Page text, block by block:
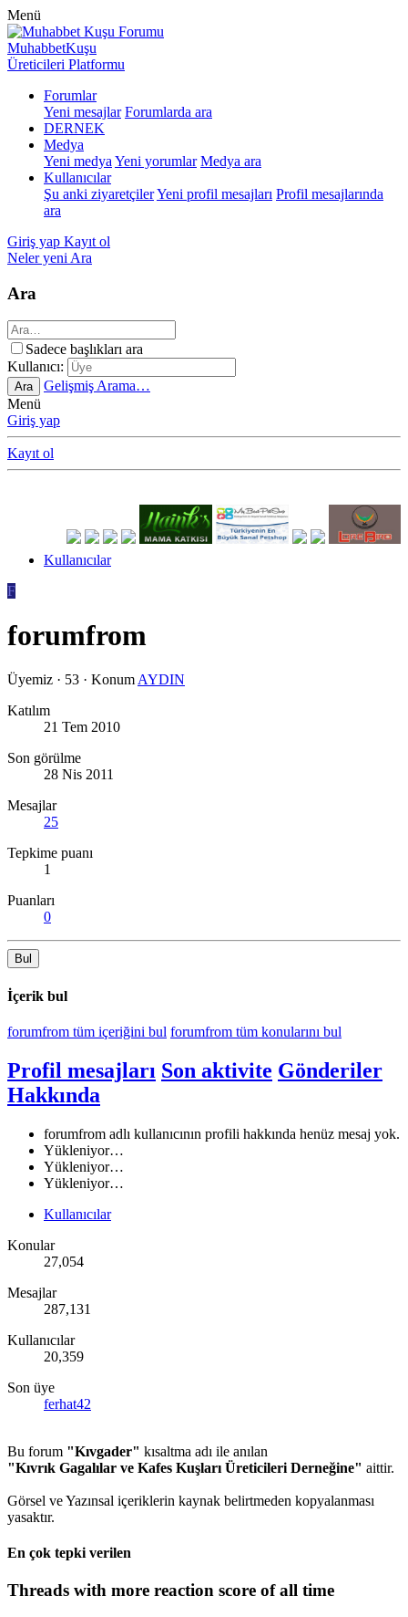
Menü
MuhabbetKuşu
Üreticileri Platformu
Forumlar
Yeni mesajlar Forumlarda ara
DERNEK
Medya
Yeni medya Yeni yorumlar Medya ara
Kullanıcılar
Şu anki ziyaretçilerYeni profil mesajları Profil mesajlarında
ara
Giriş yap Kayıt ol
Neler yeni Ara
Ara
Sadece başlıkları ara
Kullanıcı:
Ara
Gelişmiş Arama…
Menü
Giriş yap
Kayıt ol
Kullanıcılar
F
forumfrom
Üyemiz · 53 · KonumAYDIN
Katılım
21 Tem 2010
Son görülme
28 Nis 2011
Mesajlar
25
Tepkime puanı
1
Puanları
0
Bul
İçerik bul
forumfrom tüm içeriğini bul forumfrom tüm konularını bul
Profil mesajları Son aktivite Gönderiler
Hakkında
forumfrom adlı kullanıcının profili hakkında henüz mesaj yok.
Yükleniyor…
Yükleniyor…
Yükleniyor…
Kullanıcılar
Konular
27,054
Mesajlar
287,131
Kullanıcılar
20,359
Son üye
ferhat42
Bu forum "Kıvgader" kısaltma adı ile anılan
"Kıvrık Gagalılar ve Kafes Kuşları Üreticileri Derneğine" aittir.
Görsel ve Yazınsal içeriklerin kaynak belirtmeden kopyalanması
yasaktır.
En çok tepki verilen
Threads with more reaction score of all time